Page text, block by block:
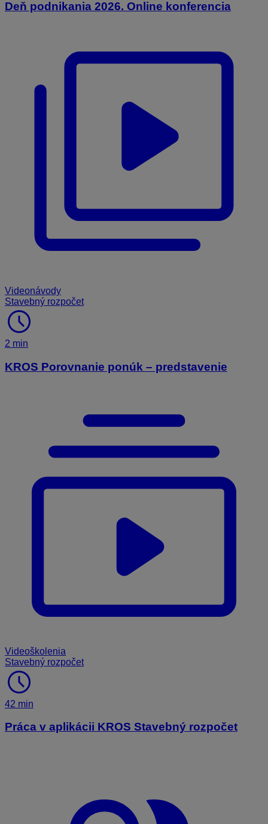
Deň podnikania 2026. Online konferencia
Videonávody
Stavebný rozpočet
schedule
2 min
KROS Porovnanie ponúk – predstavenie
Videoškolenia
Stavebný rozpočet
schedule
42 min
Práca v aplikácii KROS Stavebný rozpočet